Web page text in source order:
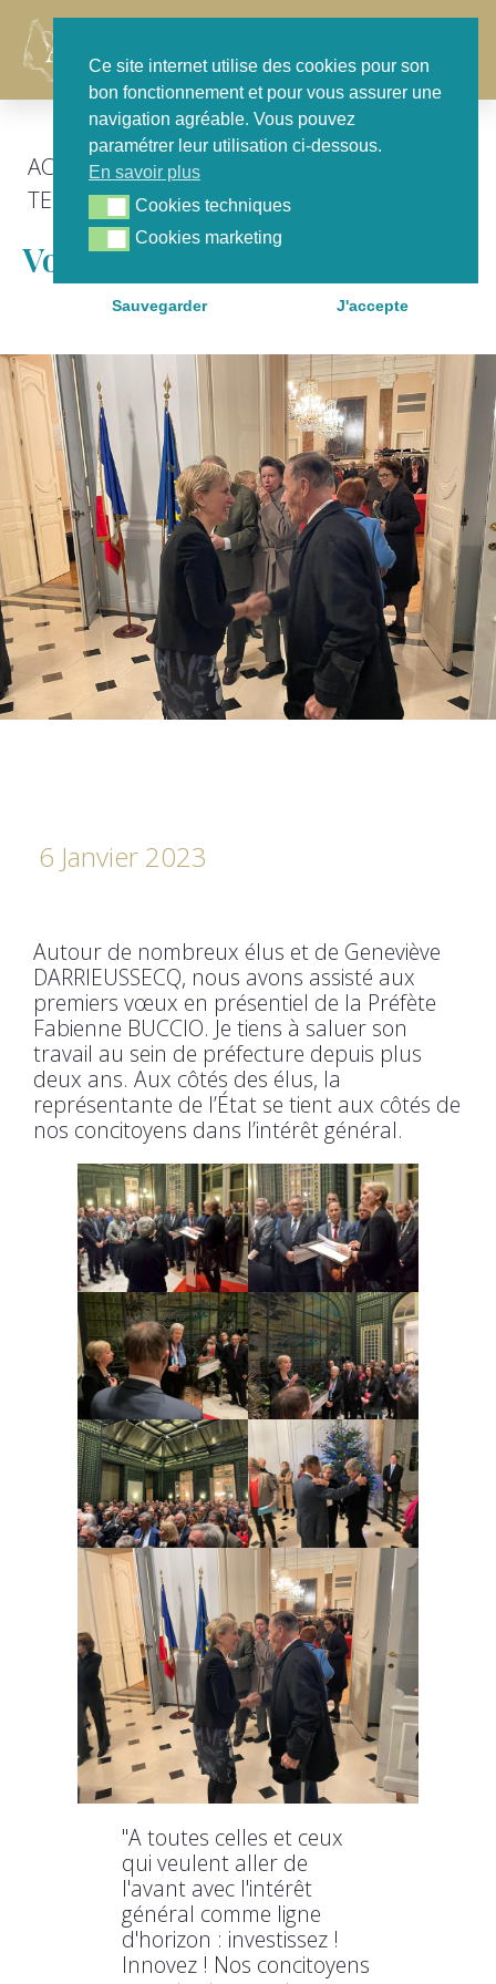
ACTU GÉNÉRALE,
TERRITOIRE
Voeux À La Préfecture
6 Janvier 2023
Autour de nombreux élus et de Geneviève
DARRIEUSSECQ, nous avons assisté aux
premiers vœux en présentiel de la Préfète
Fabienne BUCCIO. Je tiens à saluer son
travail au sein de préfecture depuis plus
deux ans. Aux côtés des élus, la
représentante de l’État se tient aux côtés de
nos concitoyens dans l’intérêt général.
"A toutes celles et ceux
qui veulent aller de
l'avant avec l'intérêt
général comme ligne
d'horizon : investissez !
Innovez ! Nos concitoyens
Ce site internet utilise des cookies pour son
bon fonctionnement et pour vous assurer une
navigation agréable. Vous pouvez
paramétrer leur utilisation ci-dessous.
En savoir plus
Cookies techniques
Cookies techniques
Cookies marketing
Cookies marketing
Sauvegarder J'accepte